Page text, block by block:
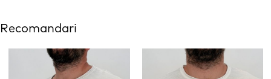
Recomandari